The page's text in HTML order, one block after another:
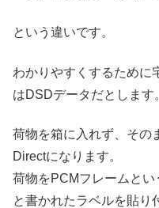
という違いです。
わかりやすくするために
はDSDデータだとします
荷物を箱に入れず、その
Directになります。
荷物をPCMフレームと
と書かれたラベルを貼り